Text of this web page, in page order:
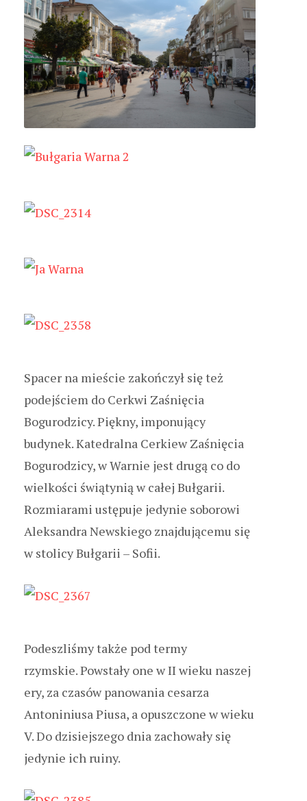
Spacer na mieście zakończył się też
podejściem do Cerkwi Zaśnięcia
Bogurodzicy. Piękny, imponujący
budynek. Katedralna Cerkiew Zaśnięcia
Bogurodzicy, w Warnie jest drugą co do
wielkości świątynią w całej Bułgarii.
Rozmiarami ustępuje jedynie soborowi
Aleksandra Newskiego znajdującemu się
w stolicy Bułgarii – Sofii.
Podeszliśmy także pod termy
rzymskie. Powstały one w II wieku naszej
ery, za czasów panowania cesarza
Antoniniusa Piusa, a opuszczone w wieku
V. Do dzisiejszego dnia zachowały się
jedynie ich ruiny.